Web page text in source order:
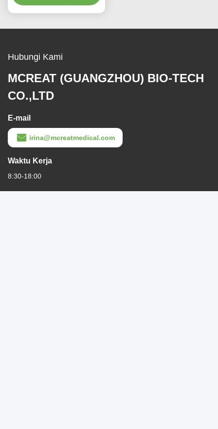
tracheostomy yang
efektif
Hubungi Kami
MCREAT (GUANGZHOU) BIO-TECH
CO.,LTD
E-mail
irina@mcreatmedical.com
Waktu Kerja
8:30-18:00